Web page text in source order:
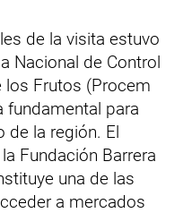
de la visita estuvo
Nacional de Control
los Frutos (Procem
fundamental para
de la región. El
Fundación Barrera
una de las
a mercados